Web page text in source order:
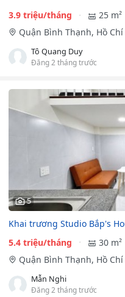
3.9 triệu/tháng
25 m²
Quận Bình Thạnh, Hồ
Tô Quang Duy
Đăng 2 tháng trước
5
Khai trương Studio Bắp's
5.4 triệu/tháng
30 m²
Quận Bình Thạnh, Hồ
Mẫn Nghi
Đăng 2 tháng trước